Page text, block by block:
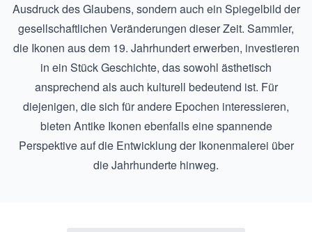
Ausdruck des Glaubens, sondern auch ein Spiegelbild der
gesellschaftlichen Veränderungen dieser Zeit. Sammler,
die Ikonen aus dem 19. Jahrhundert erwerben, investieren
in ein Stück Geschichte, das sowohl ästhetisch
ansprechend als auch kulturell bedeutend ist. Für
diejenigen, die sich für andere Epochen interessieren,
bieten Antike Ikonen ebenfalls eine spannende
Perspektive auf die Entwicklung der Ikonenmalerei über
die Jahrhunderte hinweg.